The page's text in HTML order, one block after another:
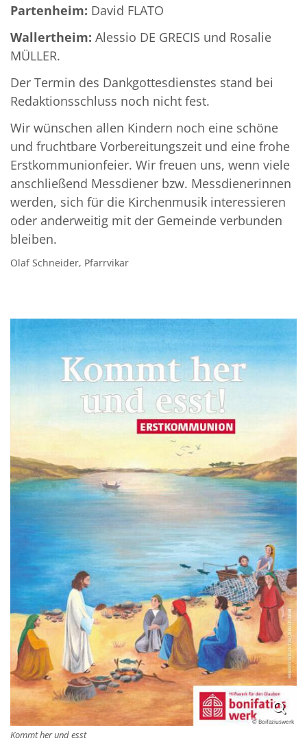
Partenheim: David FLATO
Wallertheim: Alessio DE GRECIS und Rosalie
MÜLLER.
Der Termin des Dankgottesdienstes stand bei
Redaktionsschluss noch nicht fest.
Wir wünschen allen Kindern noch eine schöne
und fruchtbare Vorbereitungszeit und eine frohe
Erstkommunionfeier. Wir freuen uns, wenn viele
anschließend Messdiener bzw. Messdienerinnen
werden, sich für die Kirchenmusik interessieren
oder anderweitig mit der Gemeinde verbunden
bleiben.
Olaf Schneider, Pfarrvikar
© Boifaziuswerk
Kommt her und esst